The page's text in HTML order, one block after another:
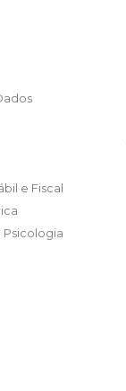
e Fiscal
Psicologia